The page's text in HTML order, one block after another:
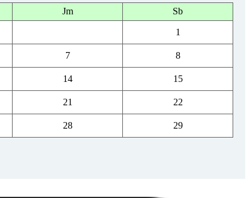
Jm Sb
1
7 8
14 15
21 22
28 29